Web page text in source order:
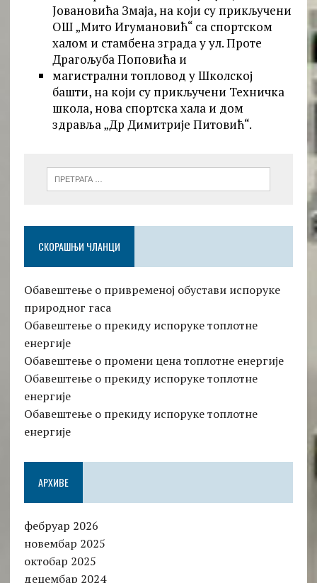
Јовановића Змаја, на који су прикључени
ОШ „Мито Игумановић“ са спортском
халом и стамбена зграда у ул. Проте
Драгољуба Поповића и
магистрални топловод у Школској
башти, на који су прикључени Техничка
школа, нова спортска хала и дом
здравља „Др Димитрије Питовић“.
СКОРАШЊИ ЧЛАНЦИ
Обавештење о привременој обустави испоруке
природног гаса
Обавештење о прекиду испоруке топлотне
енергије
Обавештење о промени цена топлотне енергије
Обавештење о прекиду испоруке топлотне
енергије
Обавештење о прекиду испоруке топлотне
енергије
АРХИВЕ
фебруар 2026
новембар 2025
октобар 2025
децембар 2024